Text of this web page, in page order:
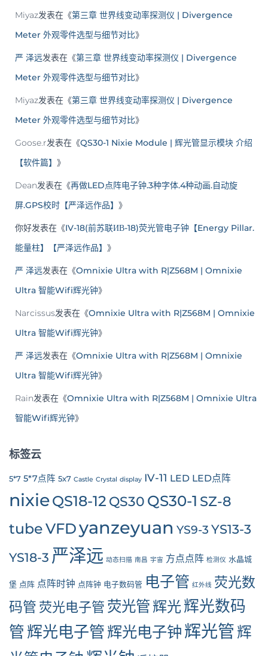
Miyaz发表在《第三章 世界线变动率探测仪 | Divergence
Meter 外观零件选型与细节对比》
严 泽远发表在《第三章 世界线变动率探测仪 | Divergence
Meter 外观零件选型与细节对比》
Miyaz发表在《第三章 世界线变动率探测仪 | Divergence
Meter 外观零件选型与细节对比》
Goose.r发表在《QS30-1 Nixie Module | 辉光管显示模块 介绍
【软件篇】 》
Dean发表在《再做LED点阵电子钟.3种字体.4种动画.自动旋
屏.GPS校时【严泽远作品】 》
你好发表在《IV-18(前苏联ИВ-18)荧光管电子钟【Energy Pillar.
能量柱】【严泽远作品】 》
严 泽远发表在《Omnixie Ultra with R|Z568M | Omnixie
Ultra 智能Wifi辉光钟》
Narcissus发表在《Omnixie Ultra with R|Z568M | Omnixie
Ultra 智能Wifi辉光钟》
严 泽远发表在《Omnixie Ultra with R|Z568M | Omnixie
Ultra 智能Wifi辉光钟》
Rain发表在《Omnixie Ultra with R|Z568M | Omnixie Ultra
智能Wifi辉光钟》
标签云
5*7 5*7点阵 5x7 Castle Crystal display IV-11 LED LED点阵
nixieQS18-12 QS30 QS30-1 SZ-8
tubeVFDyanzeyuan YS9-3 YS13-3
YS18-3 严泽远 动态扫描 南昌 宇宙 方点点阵 检测仪 水晶城
堡 点阵 点阵时钟 点阵钟 电子数码管 电子管 红外线 荧光数
码管 荧光电子管 荧光管 辉光辉光数码
管辉光电子管辉光电子钟辉光管 辉